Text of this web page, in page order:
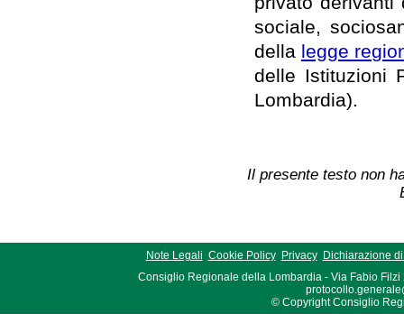
sociale,
della legge
delle Istituzioni
Lombardia).
Il presente testo non
Note Legali Cookie Policy Privacy
Dichiarazione
Consiglio Regionale della Lombardia - Via Fabio Filzi
© Copyright Consiglio